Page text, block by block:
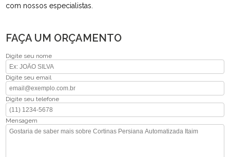
com nossos especialistas.
FAÇA UM ORÇAMENTO
Digite seu nome
Digite seu email
Digite seu telefone
Mensagem